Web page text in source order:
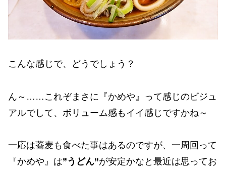
こんな感じで、どうでしょう？
ん～……これぞまさに『かめや』って感じのビジュ
アルでして、ボリューム感もイイ感じですかね～
一応は蕎麦も食べた事はあるのですが、一周回って
『かめや』は”うどん”が安定かなと最近は思ってお